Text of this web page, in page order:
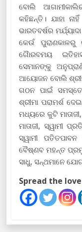
ବୋଲି
କହିଛନ୍ତି। ଯାହା
ଭାରତବର୍ଷର
କେଉଁ
ଗୈାରବମୟ
ସେମାନଙ୍କୁ
ଆୟୋଜନ ବୋଲି
ଗଠନ ପାଇଁ
ଶ୍ରୀମା ପରାମର୍ଶ
ମଧ୍ୟରେ କୁଟି
ମାତାଜୀ, ସ୍ୱାମୀ
ସ୍ୱାମୀ
ବୈଷ୍ଣବ ମହନ୍ତ
ସାଧୁ, ସନ୍ଥମାନେ
Spread the love